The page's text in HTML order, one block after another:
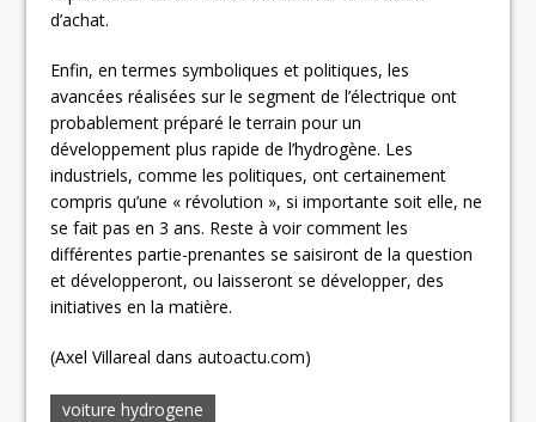
d’achat.
Enfin, en termes symboliques et politiques, les
avancées réalisées sur le segment de l’électrique ont
probablement préparé le terrain pour un
développement plus rapide de l’hydrogène. Les
industriels, comme les politiques, ont certainement
compris qu’une « révolution », si importante soit elle, ne
se fait pas en 3 ans. Reste à voir comment les
différentes partie-prenantes se saisiront de la question
et développeront, ou laisseront se développer, des
initiatives en la matière.
(Axel Villareal dans autoactu.com)
voiture hydrogene